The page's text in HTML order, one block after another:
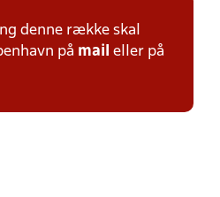
denne række skal
på mail eller på